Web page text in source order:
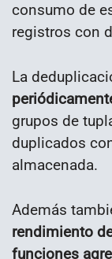
consumo de
registros con
La
grupos de
duplicados
almacenada.
Además
rendimiento
funciones